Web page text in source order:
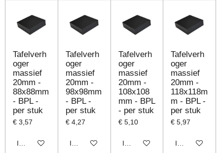
Tafelverh
oger
massief
20mm -
88x88mm
- BPL -
per stuk
€ 3,57
In winkelwagen
Tafelverh
oger
massief
20mm -
98x98mm
- BPL -
per stuk
€ 4,27
In winkelwagen
Tafelverh
oger
massief
20mm -
108x108
mm - BPL
- per stuk
€ 5,10
In winkelwagen
Tafelverh
oger
massief
20mm -
118x118m
m - BPL -
per stuk
€ 5,97
In